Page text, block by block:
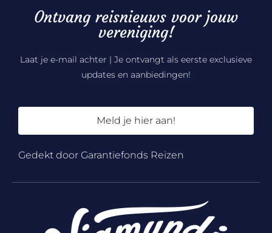
Ontvang reisnieuws voor jouw
vereniging!
Laat je e-mail achter | Je ontvangt als eerste exclusieve
updates en aanbiedingen!
Meld je hier aan!
Gedekt door Garantiefonds Reizen